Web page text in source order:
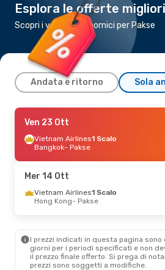
Esplora le offerte migliori
Scopri i voli più economici per Pakse
Andata e ritorno Sola
Lun 7 Set- Lun 14 Set
Lao Airlines1 Scalo
Luang Prabang- Pakse
Pakse- Luang Prabang
Gio 17 Set- Gio 24 Set
Pakse - Bangkok
Ven 23 Ott
Vietnam Airlines1 Scalo
Bangkok- Pakse
Mer 14 Ott
Vietnam Airlines1 Scalo
Hong Kong- Pakse
I prezzi indicati in questa pagina
giorni per i periodi specificati e non
il ​​prezzo finale offerto. Si prega di
prezzi sono soggetti a modifiche.